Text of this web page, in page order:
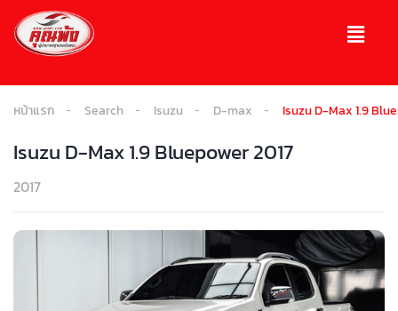
หน้าแรก Search Isuzu D-max Isuzu D-Max 1.9
Isuzu D-Max 1.9 Bluepower 2017
2017